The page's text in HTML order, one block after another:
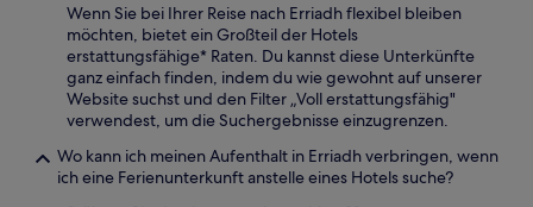
Wenn Sie bei Ihrer Reise nach Erriadh flexibel bleiben
möchten, bietet ein Großteil der Hotels
erstattungsfähige* Raten. Du kannst diese Unterkünfte
ganz einfach finden, indem du wie gewohnt auf unserer
Website suchst und den Filter „Voll erstattungsfähig"
verwendest, um die Suchergebnisse einzugrenzen.
Wo kann ich meinen Aufenthalt in Erriadh verbringen, wenn
ich eine Ferienunterkunft anstelle eines Hotels suche?